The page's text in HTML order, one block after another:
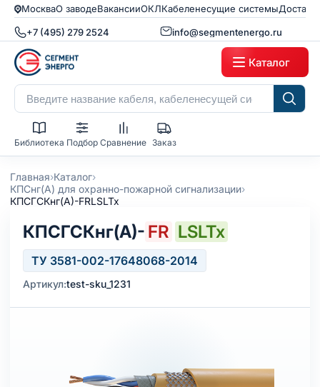
МоскваО заводеВакансииОКЛКабеленесущие системы
+7 (495) 279 2524 info@segmentenergo.ru
Каталог
Библиотека Подбор Сравнение Заказ
Главная›Каталог›
КПСнг(А) для охранно-пожарной сигнализации›
КПСГСКнг(А)-FRLSLTx
КПСГСКнг(А)- FR LSLTx
ТУ 3581-002-17648068-2014
Артикул:test-sku_1231